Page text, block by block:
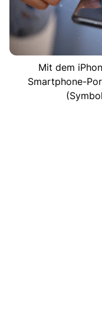
Mit dem
Smartphone-